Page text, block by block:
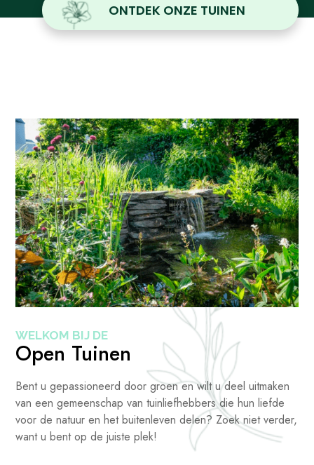
ONTDEK ONZE TUINEN
WELKOM BIJ DE
Open Tuinen
Bent u gepassioneerd door groen en wilt u deel uitmaken
van een gemeenschap van tuinliefhebbers die hun liefde
voor de natuur en het buitenleven delen? Zoek niet verder,
want u bent op de juiste plek!